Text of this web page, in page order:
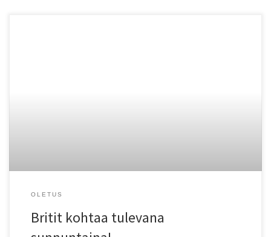
OLETUS
Britit kohtaa tulevana